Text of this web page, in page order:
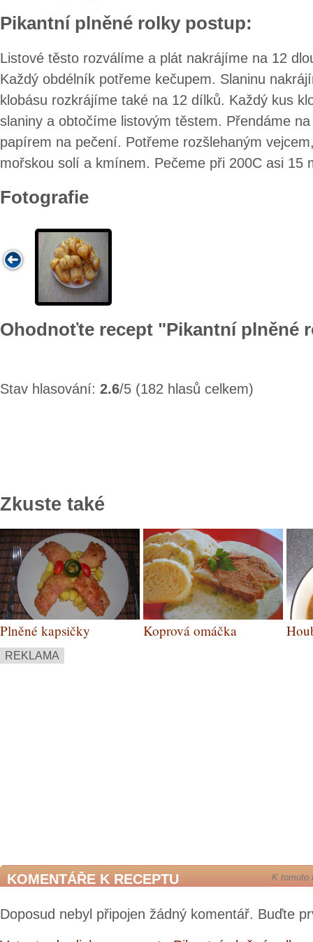
Pikantní plněné rolky postup:
Listové těsto rozválíme a plát nakrájíme na 12
Každý obdélník potřeme kečupem. Slaninu
klobásu rozkrájíme také na 12 dílků. Každý kus
slaniny a obtočíme listovým těstem. Přendáme
papírem na pečení. Potřeme rozšlehaným
mořskou solí a kmínem. Pečeme při 200C asi 15
Fotografie
Ohodnoťte recept "Pikantní plněné
Stav hlasování: 2.6/5 (182 hlasů celkem)
Zkuste také
Plněné kapsičky Koprová omáčka
REKLAMA
KOMENTÁŘE K RECEPTU K tomuto
Doposud nebyl připojen žádný komentář. Buďte